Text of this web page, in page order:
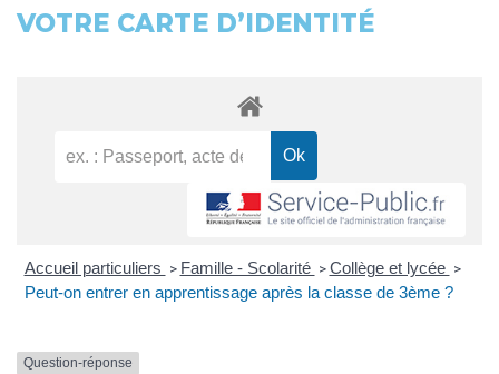
VOTRE CARTE D’IDENTITÉ
Accueil particuliers > Famille - Scolarité > Collège et lycée >
Peut-on entrer en apprentissage après la classe de 3ème ?
Question-réponse